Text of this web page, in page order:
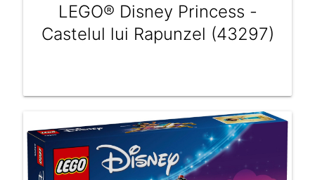
LEGO® Disney Princess -
Castelul lui Rapunzel (43297)